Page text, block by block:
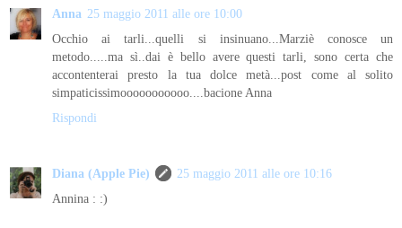
Anna 25 maggio 2011 alle ore 10:00
Occhio ai tarli...quelli si insinuano...Marziè conosce un
metodo.....ma sì..dai è bello avere questi tarli, sono certa che
accontenterai presto la tua dolce metà...post come al solito
simpaticissimooooooooooo....bacione Anna
Rispondi
Diana (Apple Pie)
25 maggio 2011 alle ore 10:16
Annina : :)